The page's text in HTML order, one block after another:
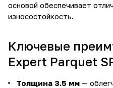
основой обеспечивает
износостойкость.
Ключевые
Expert Parquet
Толщина 3.5 мм —